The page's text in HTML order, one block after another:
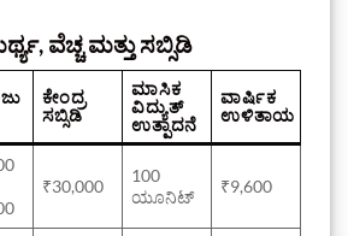
ವೆಚ್ಚ ಮತ್ತು ಸಬ್ಸಿಡಿ
ಕೇಂದ್ರ
ಸಬ್ಸಿಡಿ
ಮಾಸಿಕ
ವಿದ್ಯುತ್
ಉತ್ಪಾದನೆ
ವಾರ್ಷಿಕ
ಉಳಿತಾಯ
₹30,000
100
ಯೂನಿಟ್
₹9,600